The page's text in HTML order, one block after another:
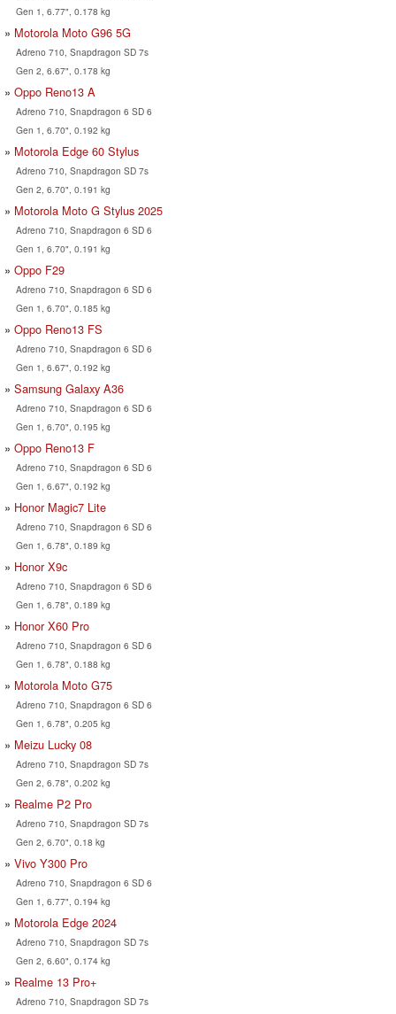
Gen 1, 6.77", 0.178 kg
Motorola Moto G96 5G
Adreno 710, Snapdragon SD 7s
Gen 2, 6.67", 0.178 kg
Oppo Reno13 A
Adreno 710, Snapdragon 6 SD 6
Gen 1, 6.70", 0.192 kg
Motorola Edge 60 Stylus
Adreno 710, Snapdragon SD 7s
Gen 2, 6.70", 0.191 kg
Motorola Moto G Stylus 2025
Adreno 710, Snapdragon 6 SD 6
Gen 1, 6.70", 0.191 kg
Oppo F29
Adreno 710, Snapdragon 6 SD 6
Gen 1, 6.70", 0.185 kg
Oppo Reno13 FS
Adreno 710, Snapdragon 6 SD 6
Gen 1, 6.67", 0.192 kg
Samsung Galaxy A36
Adreno 710, Snapdragon 6 SD 6
Gen 1, 6.70", 0.195 kg
Oppo Reno13 F
Adreno 710, Snapdragon 6 SD 6
Gen 1, 6.67", 0.192 kg
Honor Magic7 Lite
Adreno 710, Snapdragon 6 SD 6
Gen 1, 6.78", 0.189 kg
Honor X9c
Adreno 710, Snapdragon 6 SD 6
Gen 1, 6.78", 0.189 kg
Honor X60 Pro
Adreno 710, Snapdragon 6 SD 6
Gen 1, 6.78", 0.188 kg
Motorola Moto G75
Adreno 710, Snapdragon 6 SD 6
Gen 1, 6.78", 0.205 kg
Meizu Lucky 08
Adreno 710, Snapdragon SD 7s
Gen 2, 6.78", 0.202 kg
Realme P2 Pro
Adreno 710, Snapdragon SD 7s
Gen 2, 6.70", 0.18 kg
Vivo Y300 Pro
Adreno 710, Snapdragon 6 SD 6
Gen 1, 6.77", 0.194 kg
Motorola Edge 2024
Adreno 710, Snapdragon SD 7s
Gen 2, 6.60", 0.174 kg
Realme 13 Pro+
Adreno 710, Snapdragon SD 7s